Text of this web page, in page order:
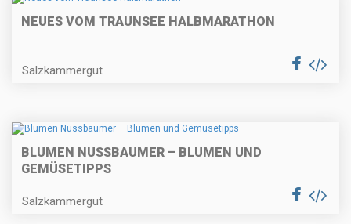
NEUES VOM TRAUNSEE HALBMARATHON
Salzkammergut
BLUMEN NUSSBAUMER – BLUMEN UND
GEMÜSETIPPS
Salzkammergut